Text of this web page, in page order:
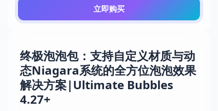
终极泡泡包：支持自定义材质与动
态Niagara系统的全方位泡泡效果
解决方案|Ultimate Bubbles
4.27+
立即购买